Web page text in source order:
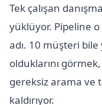
Tek çalışan
yüklüyor. Pipeline
adı. 10 müşteri
olduklarını
gereksiz arama ve
kaldırıyor.